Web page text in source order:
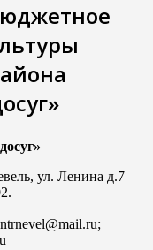
ул. Ленина д.7